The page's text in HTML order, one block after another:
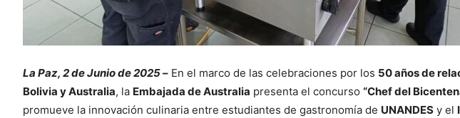
La Paz, 2 de Junio de 2025– En el marco de las celebraciones por los 50 años de
Bolivia y Australia, la Embajada de Australia presenta el concurso“Chef del
promueve la innovación culinaria entre estudiantes de gastronomía de UNANDES y el